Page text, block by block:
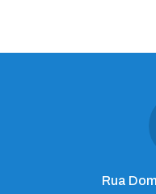
Rua